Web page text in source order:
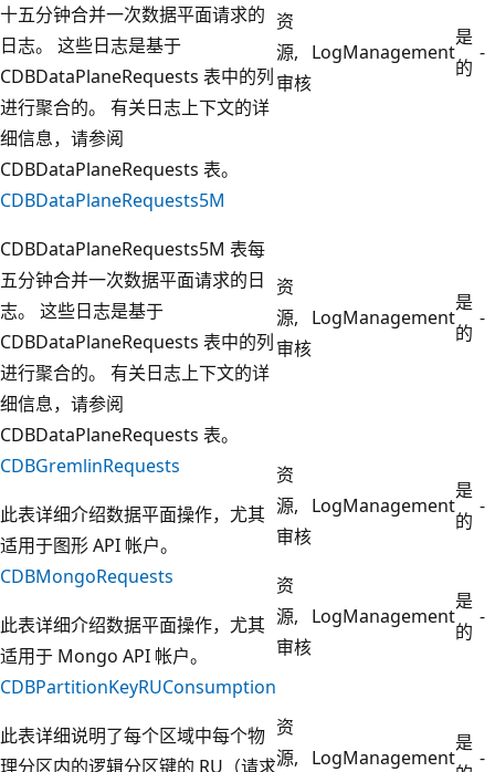
十五分钟合并一次数据平面请求的
日志。 这些日志是基于
CDBDataPlaneRequests 表中的列
进行聚合的。 有关日志上下文的详
细信息，请参阅
CDBDataPlaneRequests 表。
资
源,
审核
LogManagement
是
的
-
CDBDataPlaneRequests5M
CDBDataPlaneRequests5M 表每
五分钟合并一次数据平面请求的日
志。 这些日志是基于
CDBDataPlaneRequests 表中的列
进行聚合的。 有关日志上下文的详
细信息，请参阅
CDBDataPlaneRequests 表。
资
源,
审核
LogManagement
是
的
-
CDBGremlinRequests
此表详细介绍数据平面操作，尤其
适用于图形 API 帐户。
资
源,
审核
LogManagement
是
的
-
CDBMongoRequests
此表详细介绍数据平面操作，尤其
适用于 Mongo API 帐户。
资
源,
审核
LogManagement
是
的
-
CDBPartitionKeyRUConsumption
此表详细说明了每个区域中每个物
理分区内的逻辑分区键的 RU（请求
资
源,
LogManagement
是
-